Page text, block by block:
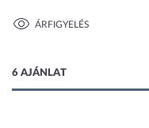
ÁRFIGYELÉS
6 AJÁNLAT